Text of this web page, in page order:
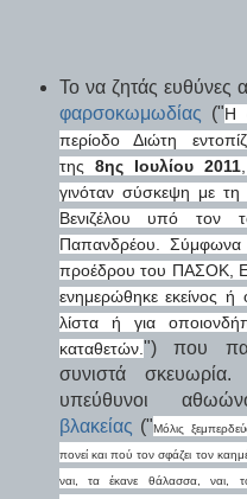
Το να ζητάς ευθύνες
φαρσοκωμωδίας ("Η
περίοδο Διώτη
της 8ης Ιουλίου 2011
γινόταν σύσκεψη με
Βενιζέλου υπό τον
Παπανδρέου. Σύμφωνα
προέδρου του ΠΑΣΟΚ,
ενημερώθηκε εκείνος
λίστα ή για
καταθετών.") που
συνιστά
υπεύθυνοι
βλακείας ("Μόλις
πονεί και πού τον σφάζει τον
ναι, τα έκανε θάλασσα, ναι,